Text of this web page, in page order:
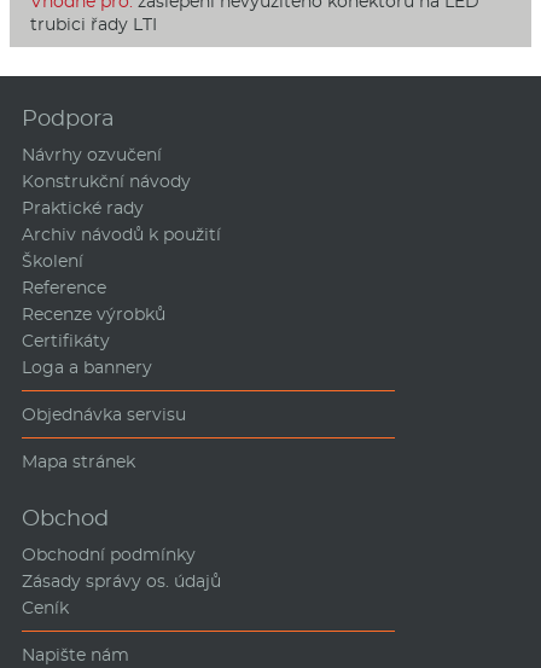
trubici řady LTI
Podpora
Návrhy ozvučení
Konstrukční návody
Praktické rady
Archiv návodů k použití
Školení
Reference
Recenze výrobků
Certifikáty
Loga a bannery
Objednávka servisu
Mapa stránek
Obchod
Obchodní podmínky
Zásady správy os. údajů
Ceník
Napište nám